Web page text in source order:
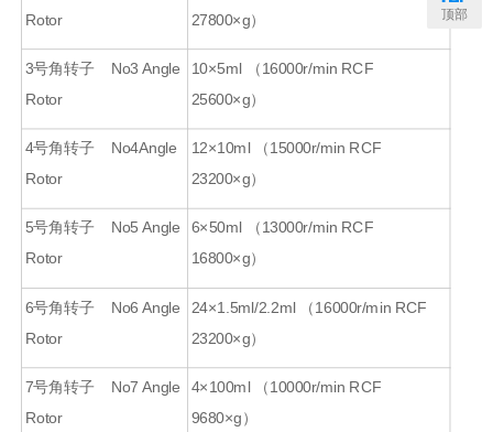
Rotor
27800×g）
3号角转子 No3 Angle
Rotor
10×5ml （16000r/min RCF
25600×g）
4号角转子 No4Angle
Rotor
12×10ml （15000r/min RCF
23200×g）
5号角转子 No5 Angle
Rotor
6×50ml （13000r/min RCF
16800×g）
6号角转子 No6 Angle
Rotor
24×1.5ml/2.2ml （16000r/min RCF
23200×g）
7号角转子 No7 Angle
Rotor
4×100ml （10000r/min RCF
9680×g）
顶部